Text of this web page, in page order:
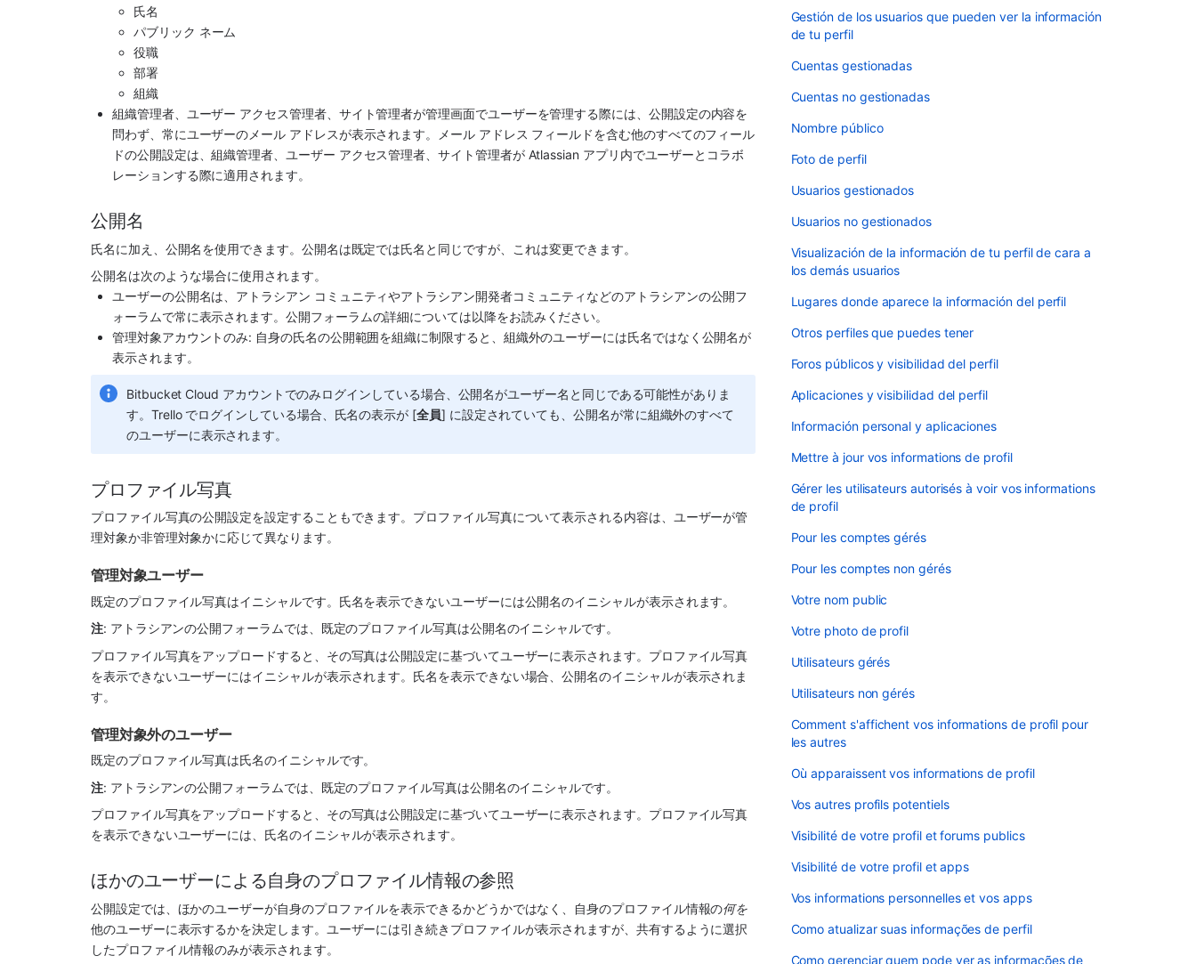
氏名
パブリック ネーム
役職
部署
組織
組織管理者、ユーザー アクセス管理者、サイト管理者が管理画面でユーザーを管理する際には、公開設定の内容を
問わず、常にユーザーのメール アドレスが表示されます。メール アドレス フィールドを含む他のすべてのフィール
ドの公開設定は、組織管理者、ユーザー アクセス管理者、サイト管理者が Atlassian アプリ 内でユーザーとコラボ
レーションする際に適用されます。
公開名
氏名に加え、公開名を使用できます。公開名は既定では氏名と同じですが、これは変更できます。
公開名は次のような場合に使用されます。
ユーザーの公開名は、アトラシアン コミュニティやアトラシアン開発者コミュニティなどのアトラシアンの公開フ
ォーラムで常に表示されます。公開フォーラムの詳細については以降をお読みください。
管理対象アカウントのみ: 自身の氏名の公開範囲を組織に制限すると、組織外のユーザーには氏名ではなく公開名が
表示されます。
Bitbucket Cloud アカウントでのみログインしている場合、公開名がユーザー名と同じである可能性がありま
す。Trello でログインしている場合、氏名の表示が [全員] に設定されていても、公開名が常に組織外のすべて
のユーザーに表示されます。
プロファイル写真
プロファイル写真の公開設定を設定することもできます。プロファイル写真について表示される内容は、ユーザーが管
理対象か非管理対象かに応じて異なります。
管理対象ユーザー
既定のプロファイル写真はイニシャルです。氏名を表示できないユーザーには公開名のイニシャルが表示されます。
注: アトラシアンの公開フォーラムでは、既定のプロファイル写真は公開名のイニシャルです。
プロファイル写真をアップロードすると、その写真は公開設定に基づいてユーザーに表示されます。プロファイル写真
を表示できないユーザーにはイニシャルが表示されます。氏名を表示できない場合、公開名のイニシャルが表示されま
す。
管理対象外のユーザー
既定のプロファイル写真は氏名のイニシャルです。
注: アトラシアンの公開フォーラムでは、既定のプロファイル写真は公開名のイニシャルです。
プロファイル写真をアップロードすると、その写真は公開設定に基づいてユーザーに表示されます。プロファイル写真
を表示できないユーザーには、氏名のイニシャルが表示されます。
ほかのユーザーによる自身のプロファイル情報の参照
公開設定では、ほかのユーザーが自身のプロファイルを表示できるかどうかではなく、自身のプロファイル情報の何を
他のユーザーに表示するかを決定します。ユーザーには引き続きプロファイルが表示されますが、共有するように選択
したプロファイル情報のみが表示されます。
Gestión de los usuarios que pueden ver la información
de tu perfil
Cuentas gestionadas
Cuentas no gestionadas
Nombre público
Foto de perfil
Usuarios gestionados
Usuarios no gestionados
Visualización de la información de tu perfil de cara a
los demás usuarios
Lugares donde aparece la información del perfil
Otros perfiles que puedes tener
Foros públicos y visibilidad del perfil
Aplicaciones y visibilidad del perfil
Información personal y aplicaciones
Mettre à jour vos informations de profil
Gérer les utilisateurs autorisés à voir vos informations
de profil
Pour les comptes gérés
Pour les comptes non gérés
Votre nom public
Votre photo de profil
Utilisateurs gérés
Utilisateurs non gérés
Comment s'affichent vos informations de profil pour
les autres
Où apparaissent vos informations de profil
Vos autres profils potentiels
Visibilité de votre profil et forums publics
Visibilité de votre profil et apps
Vos informations personnelles et vos apps
Como atualizar suas informações de perfil
Como gerenciar quem pode ver as informações de